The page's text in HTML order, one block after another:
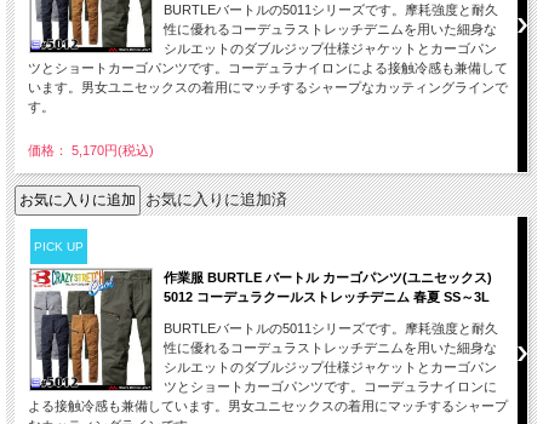
BURTLEバートルの5011シリーズです。摩耗強度と耐久
性に優れるコーデュラストレッチデニムを用いた細身な
シルエットのダブルジップ仕様ジャケットとカーゴパン
ツとショートカーゴパンツです。コーデュラナイロンによる接触冷感も兼備して
います。男女ユニセックスの着用にマッチするシャープなカッティングラインで
す。
価格： 5,170円(税込)
お気に入りに追加済
PICK UP
作業服 BURTLE バートル カーゴパンツ(ユニセックス)
5012 コーデュラクールストレッチデニム 春夏 SS～3L
BURTLEバートルの5011シリーズです。摩耗強度と耐久
性に優れるコーデュラストレッチデニムを用いた細身な
シルエットのダブルジップ仕様ジャケットとカーゴパン
ツとショートカーゴパンツです。コーデュラナイロンに
よる接触冷感も兼備しています。男女ユニセックスの着用にマッチするシャープ